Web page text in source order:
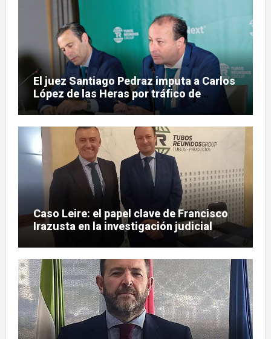
El juez Santiago Pedraz imputa a Carlos
López de las Heras por tráfico de
influencias en el caso Leire
Caso Leire: el papel clave de Francisco
Irazusta en la investigación judicial
sobre Tubos Reunidos